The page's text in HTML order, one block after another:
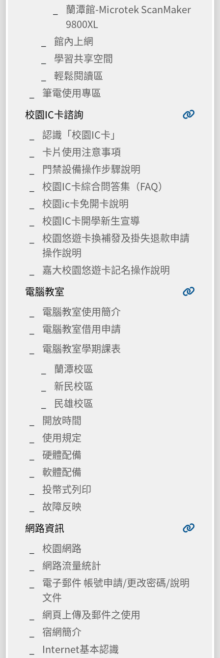
蘭潭館-Microtek ScanMaker
9800XL
館內上網
學習共享空間
輕鬆閱讀區
筆電使用專區
校園IC卡諮詢
認識「校園IC卡」
卡片使用注意事項
門禁設備操作步驟說明
校園IC卡綜合問答集（FAQ）
校園ic卡免開卡說明
校園IC卡開學新生宣導
校園悠遊卡換補發及掛失退款申請
操作說明
嘉大校園悠遊卡記名操作說明
電腦教室
電腦教室使用簡介
電腦教室借用申請
電腦教室學期課表
蘭潭校區
新民校區
民雄校區
開放時間
使用規定
硬體配備
軟體配備
投幣式列印
故障反映
網路資訊
校園網路
網路流量統計
電子郵件 帳號申請/更改密碼/說明
文件
網頁上傳及郵件之使用
宿網簡介
Internet基本認識